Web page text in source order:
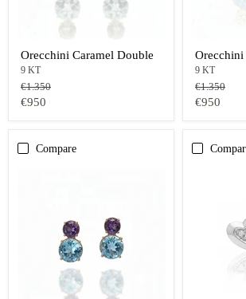
Orecchini Caramel Double
9 KT
Prezzo
originale
€1.350
Prezzo
€950
Orecchini
9 KT
Prezzo
originale
€1.350
Prezzo
€950
Compare